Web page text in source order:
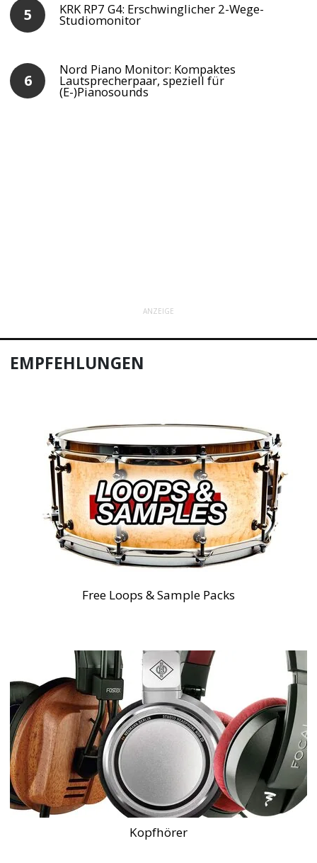
KRK RP7 G4: Erschwinglicher 2-Wege-
Studiomonitor
Nord Piano Monitor: Kompaktes
Lautsprecherpaar, speziell für
(E-)Pianosounds
ANZEIGE
EMPFEHLUNGEN
Free Loops & Sample Packs
Kopfhörer